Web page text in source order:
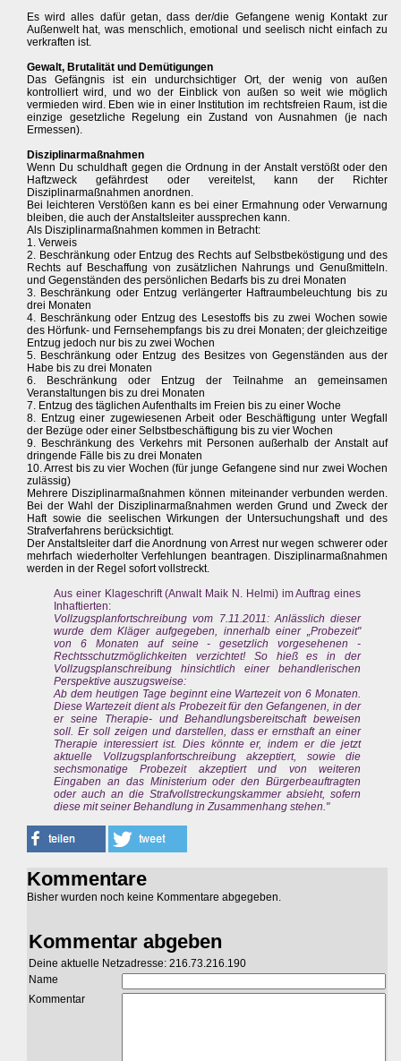
Es wird alles dafür getan, dass der/die Gefangene wenig Kontakt zur
Außenwelt hat, was menschlich, emotional und seelisch nicht einfach zu
verkraften ist.
Gewalt, Brutalität und Demütigungen
Das Gefängnis ist ein undurchsichtiger Ort, der wenig von außen
kontrolliert wird, und wo der Einblick von außen so weit wie möglich
vermieden wird. Eben wie in einer Institution im rechtsfreien Raum, ist die
einzige gesetzliche Regelung ein Zustand von Ausnahmen (je nach
Ermessen).
Disziplinarmaßnahmen
Wenn Du schuldhaft gegen die Ordnung in der Anstalt verstößt oder den
Haftzweck gefährdest oder vereitelst, kann der Richter
Disziplinarmaßnahmen anordnen.
Bei leichteren Verstößen kann es bei einer Ermahnung oder Verwarnung
bleiben, die auch der Anstaltsleiter aussprechen kann.
Als Disziplinarmaßnahmen kommen in Betracht:
1. Verweis
2. Beschränkung oder Entzug des Rechts auf Selbstbeköstigung und des
Rechts auf Beschaffung von zusätzlichen Nahrungs und Genußmitteln.
und Gegenständen des persönlichen Bedarfs bis zu drei Monaten
3. Beschränkung oder Entzug verlängerter Haftraumbeleuchtung bis zu
drei Monaten
4. Beschränkung oder Entzug des Lesestoffs bis zu zwei Wochen sowie
des Hörfunk- und Fernsehempfangs bis zu drei Monaten; der gleichzeitige
Entzug jedoch nur bis zu zwei Wochen
5. Beschränkung oder Entzug des Besitzes von Gegenständen aus der
Habe bis zu drei Monaten
6. Beschränkung oder Entzug der Teilnahme an gemeinsamen
Veranstaltungen bis zu drei Monaten
7. Entzug des täglichen Aufenthalts im Freien bis zu einer Woche
8. Entzug einer zugewiesenen Arbeit oder Beschäftigung unter Wegfall
der Bezüge oder einer Selbstbeschäftigung bis zu vier Wochen
9. Beschränkung des Verkehrs mit Personen außerhalb der Anstalt auf
dringende Fälle bis zu drei Monaten
10. Arrest bis zu vier Wochen (für junge Gefangene sind nur zwei Wochen
zulässig)
Mehrere Disziplinarmaßnahmen können miteinander verbunden werden.
Bei der Wahl der Disziplinarmaßnahmen werden Grund und Zweck der
Haft sowie die seelischen Wirkungen der Untersuchungshaft und des
Strafverfahrens berücksichtigt.
Der Anstaltsleiter darf die Anordnung von Arrest nur wegen schwerer oder
mehrfach wiederholter Verfehlungen beantragen. Disziplinarmaßnahmen
werden in der Regel sofort vollstreckt.
Aus einer Klageschrift (Anwalt Maik N. Helmi) im Auftrag eines
Inhaftierten:
Vollzugsplanfortschreibung vom 7.11.2011: Anlässlich dieser
wurde dem Kläger aufgegeben, innerhalb einer „Probezeit"
von 6 Monaten auf seine - gesetzlich vorgesehenen -
Rechtsschutzmöglichkeiten verzichtet! So hieß es in der
Vollzugsplanschreibung hinsichtlich einer behandlerischen
Perspektive auszugsweise:
Ab dem heutigen Tage beginnt eine Wartezeit von 6 Monaten.
Diese Wartezeit dient als Probezeit für den Gefangenen, in der
er seine Therapie- und Behandlungsbereitschaft beweisen
soll. Er soll zeigen und darstellen, dass er ernsthaft an einer
Therapie interessiert ist. Dies könnte er, indem er die jetzt
aktuelle Vollzugsplanfortschreibung akzeptiert, sowie die
sechsmonatige Probezeit akzeptiert und von weiteren
Eingaben an das Ministerium oder den Bürgerbeauftragten
oder auch an die Strafvollstreckungskammer absieht, sofern
diese mit seiner Behandlung in Zusammenhang stehen."
Kommentare
Bisher wurden noch keine Kommentare abgegeben.
Kommentar abgeben
Deine aktuelle Netzadresse: 216.73.216.190
Name
Kommentar